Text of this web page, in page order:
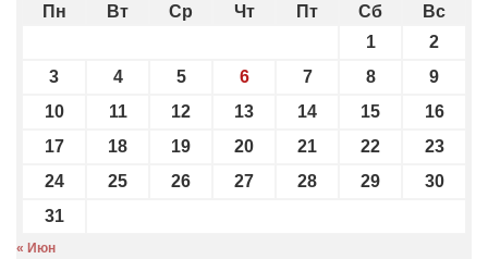
Пн Вт Ср Чт Пт Сб
Вс
1
2
3
4 5 6 7 8
9
10
11 12 13 14 15
16
17
18 19 20 21 22
23
24
25 26 27 28 29
30
31
« Июн